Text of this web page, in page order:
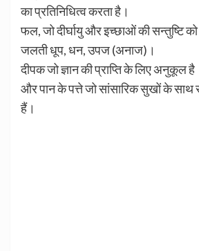
का प्रतिनिधित्व करता है।
फल, जो दीर्घायु और इच्छाओं की सन्तुष्टि को
जलती धूप, धन, उपज (अनाज)।
दीपक जो ज्ञान की प्राप्ति के लिए अनुकूल
और पान के पत्ते जो सांसारिक सुखों के
हैं।